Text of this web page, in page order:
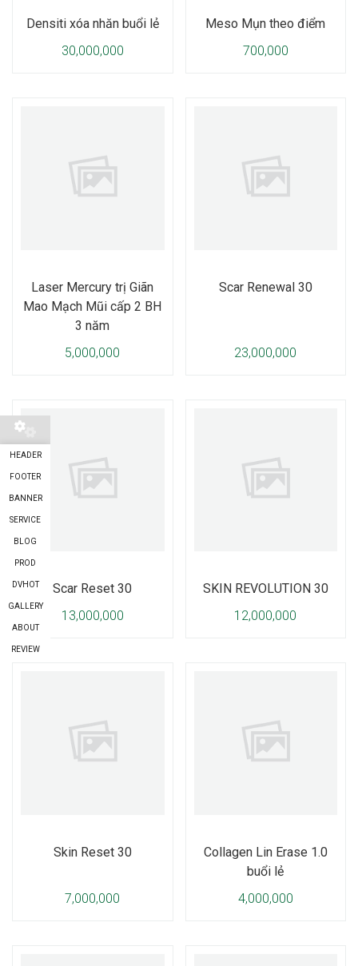
Densiti xóa nhăn buổi lẻ
30,000,000
Meso Mụn theo điểm
700,000
Laser Mercury trị Giãn
Mao Mạch Mũi cấp 2 BH
3 năm
5,000,000
Scar Renewal 30
23,000,000
Scar Reset 30
13,000,000
SKIN REVOLUTION 30
12,000,000
Skin Reset 30
7,000,000
Collagen Lin Erase 1.0
buổi lẻ
4,000,000
HEADER
FOOTER
BANNER
SERVICE
BLOG
PROD
DVHOT
GALLERY
ABOUT
REVIEW